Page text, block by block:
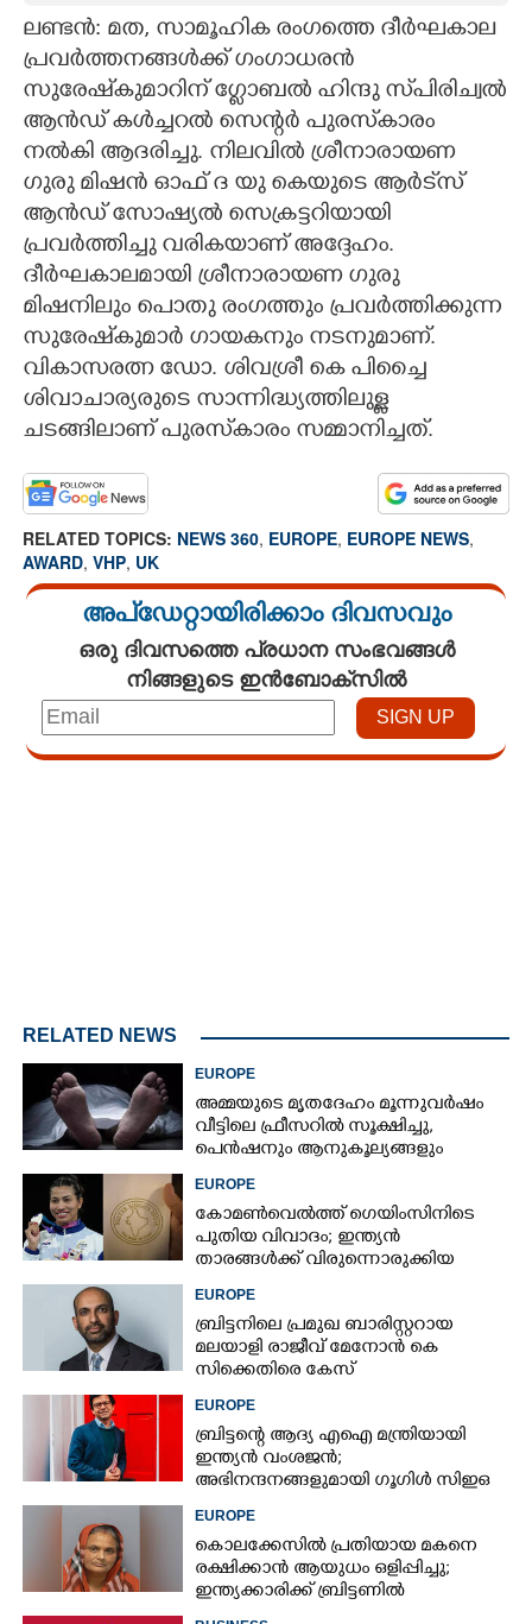
CARTOONS
LITERATURE
ZOOM
CONTACT US
ലണ്ടൻ: മത, സാമൂഹിക രംഗത്തെ ദീർഘകാല
പ്രവർത്തനങ്ങൾക്ക് ഗംഗാധരൻ
സുരേഷ്‌കുമാറിന് ഗ്ലോബൽ ഹിന്ദു സ്‌പിരിച്വൽ
ആൻഡ് കൾച്ചറൽ സെന്റർ പുരസ്‌കാരം
നൽകി ആദരിച്ചു. നിലവിൽ ശ്രീനാരായണ
ഗുരു മിഷൻ ഓഫ് ദ യു കെയുടെ ആർട്‌സ്
ആൻഡ് സോഷ്യൽ സെക്രട്ടറിയായി
പ്രവർത്തിച്ചു വരികയാണ് അദ്ദേഹം.
ദീർഘകാലമായി ശ്രീനാരായണ ഗുരു
മിഷനിലും പൊതു രംഗത്തും പ്രവർത്തിക്കുന്ന
സുരേഷ്‌കുമാർ ഗായകനും നടനുമാണ്.
വികാസരത്ന ഡോ. ശിവശ്രീ കെ പിച്ചൈ
ശിവാചാര്യരുടെ സാന്നിദ്ധ്യത്തിലുള്ള
ചടങ്ങിലാണ് പുരസ്‌കാരം സമ്മാനിച്ചത്.
RELATED TOPICS: NEWS 360, EUROPE, EUROPE NEWS,
AWARD, VHP, UK
അപ്ഡേറ്റായിരിക്കാം ദിവസവും
ഒരു ദിവസത്തെ പ്രധാന സംഭവങ്ങൾ
നിങ്ങളുടെ ഇൻബോക്സിൽ
RELATED NEWS
EUROPE
അമ്മയുടെ മൃതദേഹം മൂന്നുവർഷം
വീട്ടിലെ ഫ്രീസറിൽ സൂക്ഷിച്ചു,
പെൻഷനും ആനുകൂല്യങ്ങളും
EUROPE
കോമൺവെൽത്ത് ഗെയിംസിനിടെ
പുതിയ വിവാദം; ഇന്ത്യൻ
താരങ്ങൾക്ക് വിരുന്നൊരുക്കിയ
EUROPE
ബ്രിട്ടനിലെ പ്രമുഖ ബാരിസ്റ്ററായ
മലയാളി രാജീവ് മേനോൻ കെ
സിക്കെതിരെ കേസ്
EUROPE
ബ്രിട്ടന്റെ ആദ്യ എഐ മന്ത്രിയായി
ഇന്ത്യൻ വംശജൻ;
അഭിനന്ദനങ്ങളുമായി ഗൂഗിൾ സിഇഒ
EUROPE
കൊലക്കേസിൽ പ്രതിയായ മകനെ
രക്ഷിക്കാൻ ആയുധം ഒളിപ്പിച്ചു;
ഇന്ത്യക്കാരിക്ക് ബ്രിട്ടണിൽ